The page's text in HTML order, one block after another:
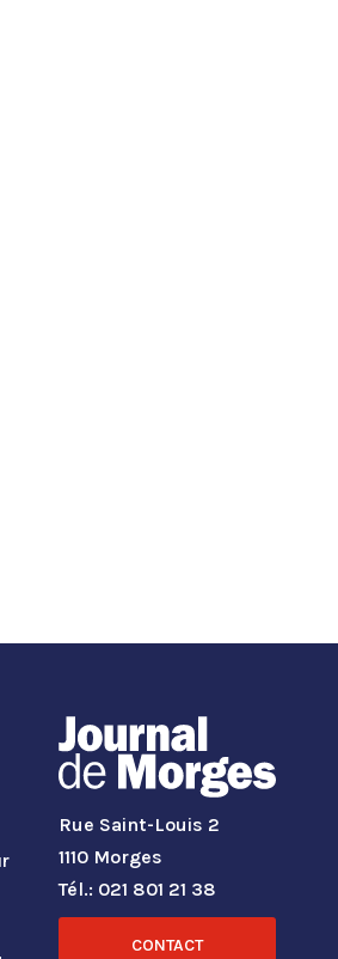
Rue Saint-Louis 2
1110 Morges
Tél.: 021 801 21 38
CONTACT